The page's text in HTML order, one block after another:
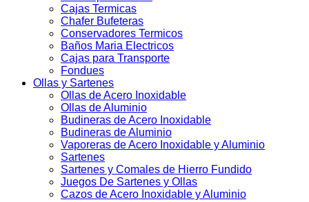
Cajas Termicas
Chafer Bufeteras
Conservadores Termicos
Baños Maria Electricos
Cajas para Transporte
Fondues
Ollas y Sartenes
Ollas de Acero Inoxidable
Ollas de Aluminio
Budineras de Acero Inoxidable
Budineras de Aluminio
Vaporeras de Acero Inoxidable y Aluminio
Sartenes
Sartenes y Comales de Hierro Fundido
Juegos De Sartenes y Ollas
Cazos de Acero Inoxidable y Aluminio